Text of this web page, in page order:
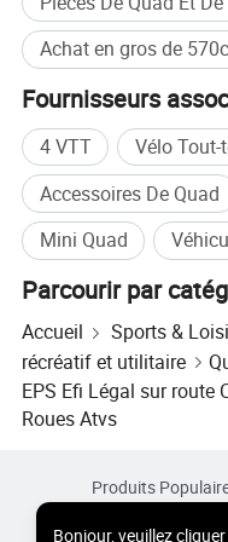
Achat en gros de
Fournisseurs
4 VTT
Vélo Tout-
Accessoires De Quad
Mini Quad
Parcourir par
Accueil Sports &
récréatif et utilitaire
EPS Efi Légal sur
Roues Atvs
Bonjour,veuillez
Produits